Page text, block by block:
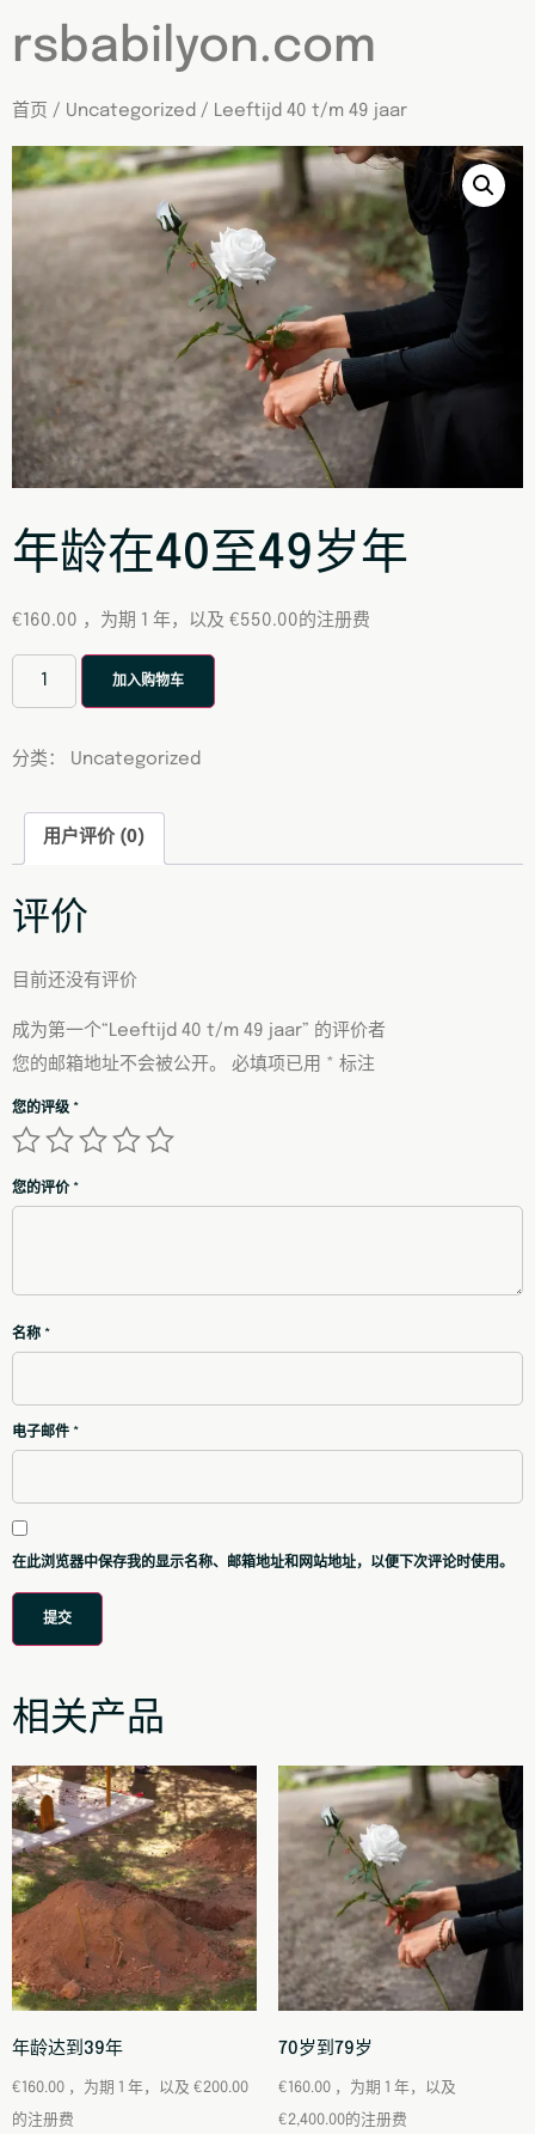
rsbabilyon.com
首页 / Uncategorized / Leeftijd 40 t/m 49 jaar
年龄在40至49岁年
€160.00 ，为期 1 年，以及 €550.00的注册费
加入购物车
分类： Uncategorized
用户评价 (0)
评价
目前还没有评价
成为第一个“Leeftijd 40 t/m 49 jaar” 的评价者
您的邮箱地址不会被公开。
必填项已用 * 标注
您的评级 *
您的评价 *
名称 *
电子邮件 *
在此浏览器中保存我的显示名称、邮箱地址和网站地址，以便下次评论时使用。
相关产品
年龄达到39年
€ 160.00 ，为期 1 年，以及 €200.00
的注册费
70岁到79岁
€ 160.00 ，为期 1 年，以及
€2,400.00的注册费